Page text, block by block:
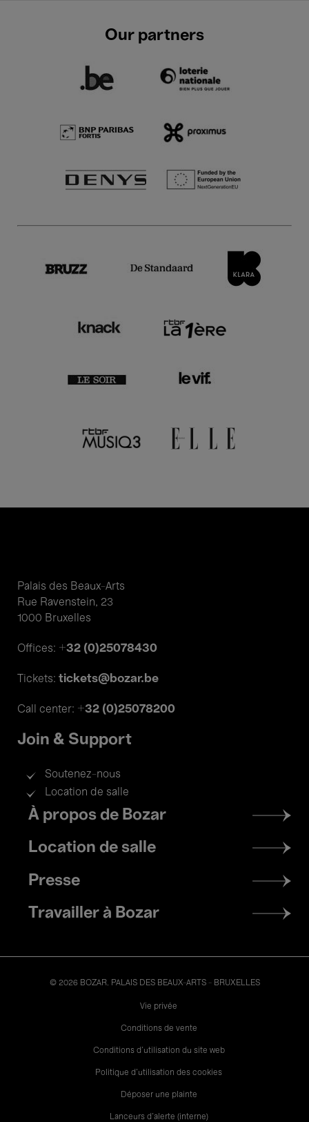
Our partners
Palais des Beaux-Arts
Rue Ravenstein, 23
1000 Bruxelles
Offices: +32 (0)25078430
Tickets: tickets@bozar.be
Call center: +32 (0)25078200
Join & Support
Soutenez-nous
Location de salle
Footer
menu
À propos de Bozar
Location de salle
Presse
Travailler à Bozar
© 2026 BOZAR. PALAIS DES BEAUX-ARTS - BRUXELLES
Vie privée
Conditions de vente
Conditions d'utilisation du site web
Politique d'utilisation des cookies
Déposer une plainte
Lanceurs d’alerte (interne)